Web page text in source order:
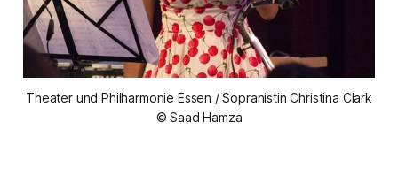
Theater und Philharmonie Essen / Sopranistin Christina Clark
© Saad Hamza